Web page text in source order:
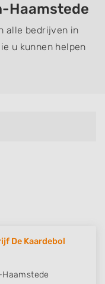
Haamstede
alle bedrijven in
u kunnen helpen
De Kaardebol